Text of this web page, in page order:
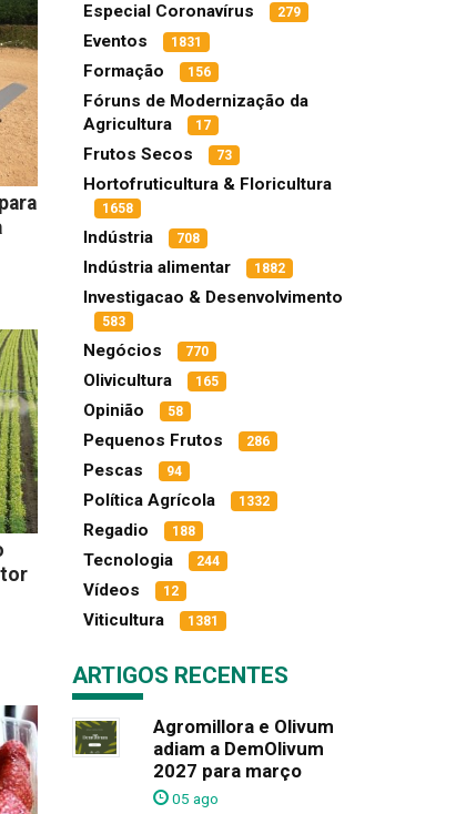
Especial Coronavírus 279
Eventos 1831
Formação 156
Fóruns de Modernização da
Agricultura
17
Frutos Secos 73
Hortofruticultura & Floricultura
1658
Indústria 708
Indústria alimentar 1882
Investigacao & Desenvolvimento
583
Negócios 770
Olivicultura 165
Opinião 58
Pequenos Frutos 286
Pescas 94
Política Agrícola 1332
Regadio 188
Tecnologia 244
Vídeos 12
Viticultura 1381
ARTIGOS RECENTES
Agromillora e Olivum
adiam a DemOlivum
2027 para março
05 ago